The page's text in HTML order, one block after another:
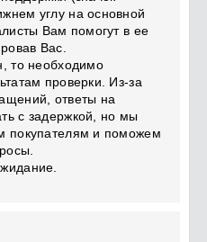
углу на основной
Вам помогут в ее
Вас.
то необходимо
проверки. Из-за
ответы на
с задержкой, но мы
покупателям и поможем